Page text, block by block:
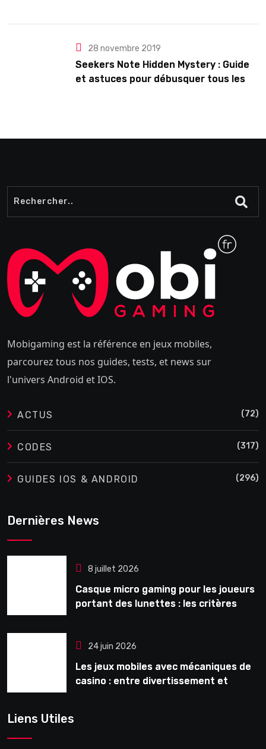
28 novembre 2019
Seekers Note Hidden Mystery : Guide
et astuces pour débusquer tous les
Mobigaming est la référence en jeux mobiles,
parcourez tous nos guides, tests, et news sur
l'univers Android et IOS.
ACTUS (72)
CODES (317)
GUIDES IOS & ANDROID (296)
Dernières News
8 juillet 2026
Casque micro gaming pour les joueurs
portant des lunettes : les critères
24 juin 2026
Les jeux mobiles avec mécaniques de
casino : entre divertissement et
Liens Utiles